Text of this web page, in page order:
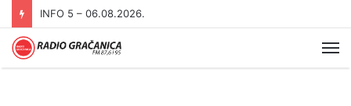
INFO 5 – 06.08.2026.